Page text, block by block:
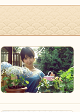
何顺应自然
否认其中蕴
加分析的批
科学态度去
传统文化应